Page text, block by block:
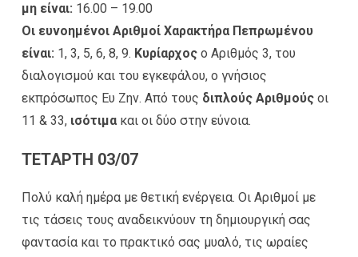
μη είναι: 16.00 – 19.00
Οι ευνοημένοι Αριθμοί Χαρακτήρα Πεπρωμένου
είναι: 1, 3, 5, 6, 8, 9. Κυρίαρχος ο Αριθμός 3, του
διαλογισμού και του εγκεφάλου, ο γνήσιος
εκπρόσωπος Ευ Ζην. Από τους διπλούς Αριθμούς οι
11 & 33, ισότιμα και οι δύο στην εύνοια.
ΤΕΤΑΡΤΗ 03/07
Πολύ καλή ημέρα με θετική ενέργεια. Οι Αριθμοί με
τις τάσεις τους αναδεικνύουν τη δημιουργική σας
φαντασία και το πρακτικό σας μυαλό, τις ωραίες